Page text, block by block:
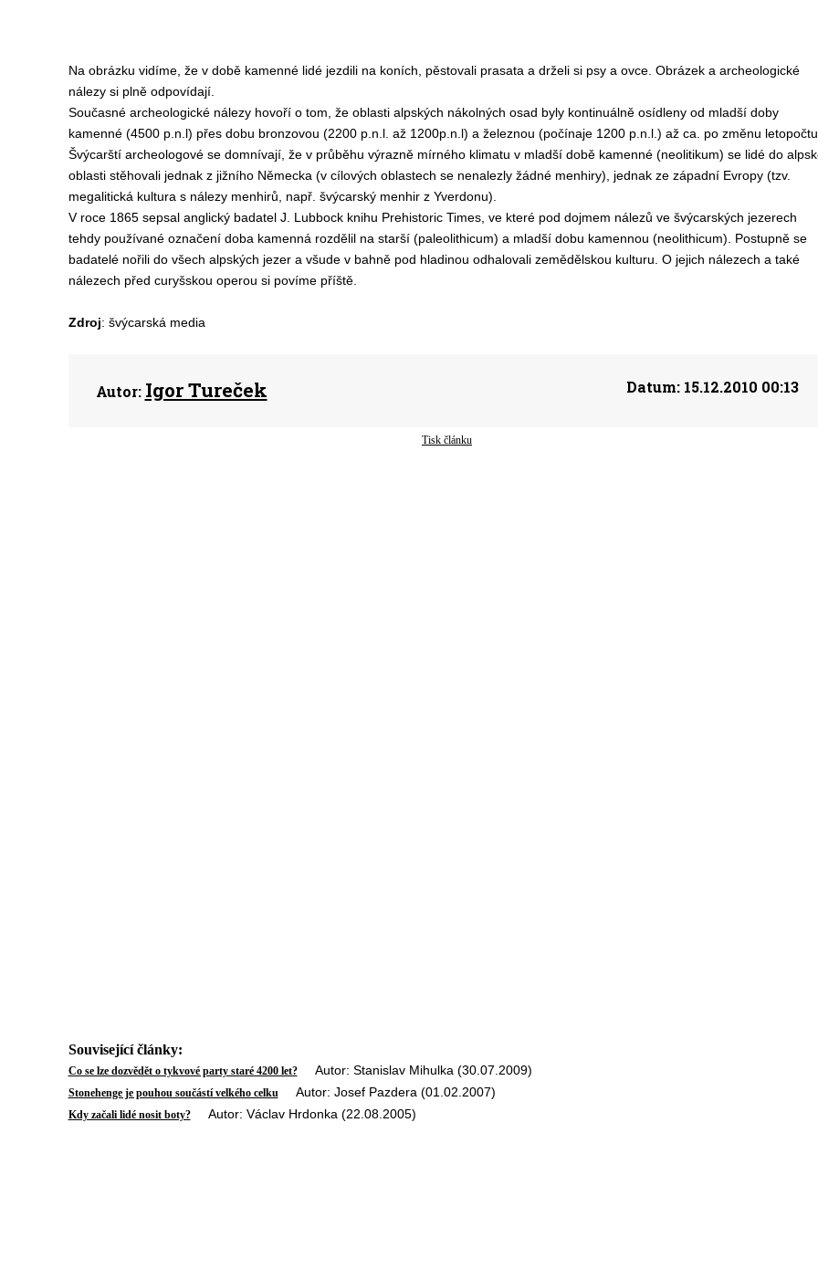
Na obrázku vidíme, že v době kamenné lidé jezdili na koních, pěstovali prasata a drželi si psy a ovce. Obrázek a archeologické
nálezy si plně odpovídají.
Současné archeologické nálezy hovoří o tom, že oblasti alpských nákolných osad byly kontinuálně osídleny od mladší doby
kamenné (4500 p.n.l) přes dobu bronzovou (2200 p.n.l. až 1200p.n.l) a železnou (počínaje 1200 p.n.l.) až ca. po změnu
Švýcarští archeologové se domnívají, že v průběhu výrazně mírného klimatu v mladší době kamenné (neolitikum) se lidé do
oblasti stěhovali jednak z jižního Německa (v cílových oblastech se nenalezly žádné menhiry), jednak ze západní Evropy (tzv.
megalitická kultura s nálezy menhirů, např. švýcarský menhir z Yverdonu).
V roce 1865 sepsal anglický badatel J. Lubbock knihu Prehistoric Times, ve které pod dojmem nálezů ve švýcarských jezerech
tehdy používané označení doba kamenná rozdělil na starší (paleolithicum) a mladší dobu kamennou (neolithicum). Postupně se
badatelé nořili do všech alpských jezer a všude v bahně pod hladinou odhalovali zemědělskou kulturu. O jejich nálezech a také
nálezech před curyšskou operou si povíme příště.
Zdroj: švýcarská media
Autor: Igor Tureček Datum:15.12.2010 00:13
Tisk článku
Související články:
Co se lze dozvědět o tykvové party staré 4200 let?Autor: Stanislav Mihulka (30.07.2009)
Stonehenge je pouhou součástí velkého celku Autor: Josef Pazdera (01.02.2007)
Kdy začali lidé nosit boty?Autor: Václav Hrdonka (22.08.2005)